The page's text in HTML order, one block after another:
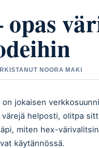
NOORA MAKI
jokaisen
helposti, olitpa
miten hex-
käytännössä.